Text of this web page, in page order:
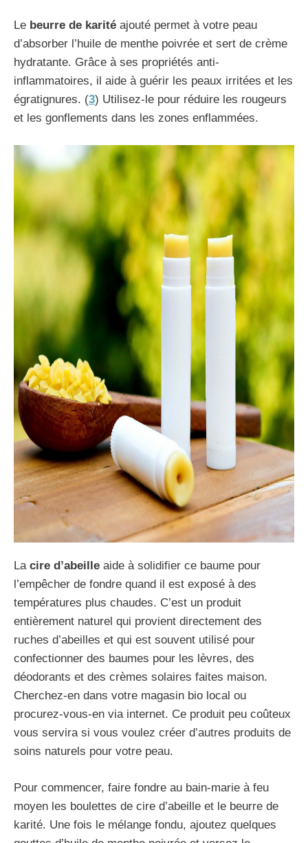
Le beurre de karité ajouté permet à votre peau
d’absorber l’huile de menthe poivrée et sert de crème
hydratante. Grâce à ses propriétés anti-
inflammatoires, il aide à guérir les peaux irritées et les
égratignures. (3) Utilisez-le pour réduire les rougeurs
et les gonflements dans les zones enflammées.
La cire d’abeille aide à solidifier ce baume pour
l’empêcher de fondre quand il est exposé à des
températures plus chaudes. C’est un produit
entièrement naturel qui provient directement des
ruches d’abeilles et qui est souvent utilisé pour
confectionner des baumes pour les lèvres, des
déodorants et des crèmes solaires faites maison.
Cherchez-en dans votre magasin bio local ou
procurez-vous-en via internet. Ce produit peu coûteux
vous servira si vous voulez créer d’autres produits de
soins naturels pour votre peau.
Pour commencer, faire fondre au bain-marie à feu
moyen les boulettes de cire d’abeille et le beurre de
karité. Une fois le mélange fondu, ajoutez quelques